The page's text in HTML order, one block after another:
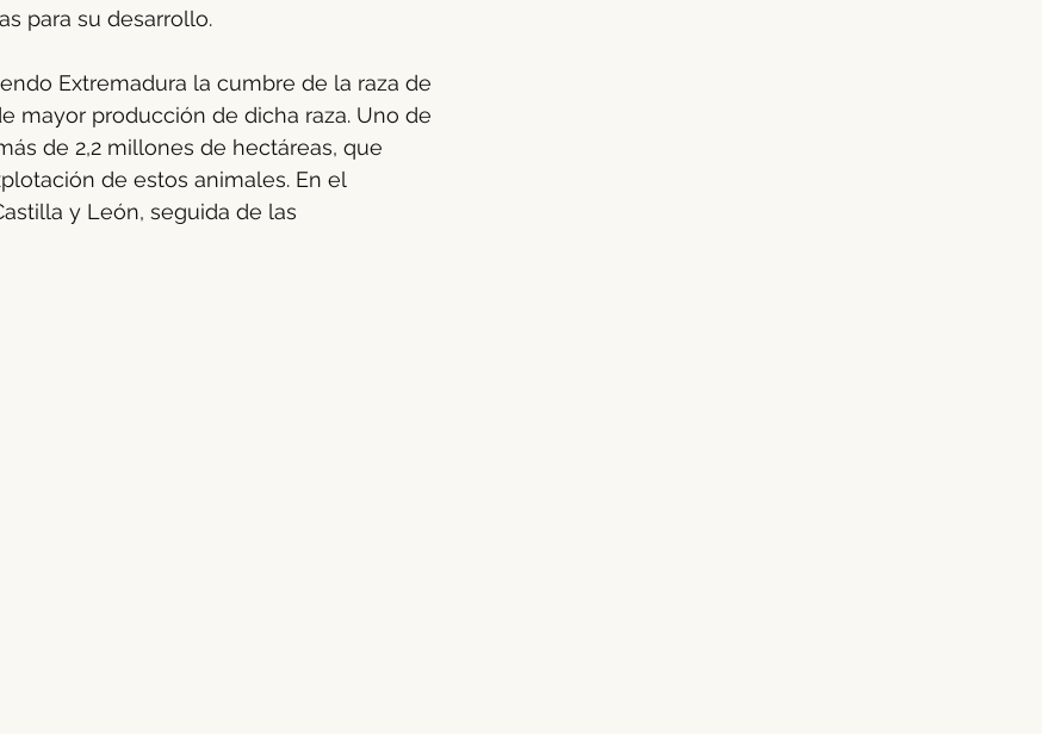
para su desarrollo.
Extremadura la cumbre de la raza de
mayor producción de dicha raza. Uno de
de 2,2 millones de hectáreas, que
de estos animales. En el
y León, seguida de las